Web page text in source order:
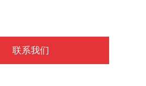
联系我们